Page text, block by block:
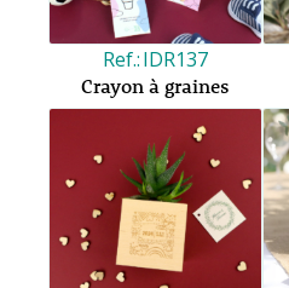
IDR137
Crayon à graines